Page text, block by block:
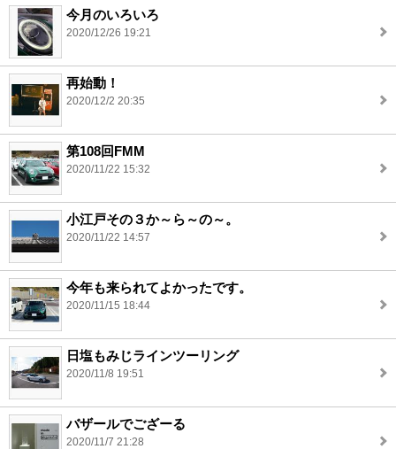
今月のいろいろ
2020/12/26 19:21
再始動！
2020/12/2 20:35
第108回FMM
2020/11/22 15:32
小江戸その３か～ら～の～。
2020/11/22 14:57
今年も来られてよかったです。
2020/11/15 18:44
日塩もみじラインツーリング
2020/11/8 19:51
バザールでござーる
2020/11/7 21:28